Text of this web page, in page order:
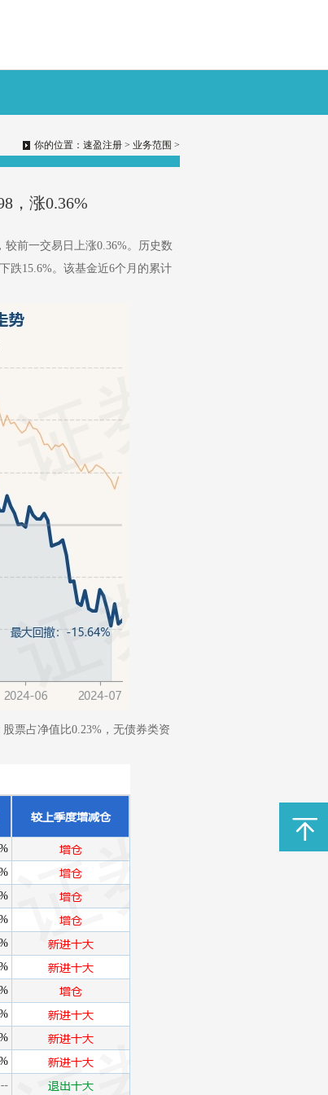
你的位置： 速盈注册 > 业务范围 >
，涨0.36%
前一交易日上涨0.36%。历史数
跌15.6%。该基金近6个月的累计
票占净值比0.23%，无债券类资